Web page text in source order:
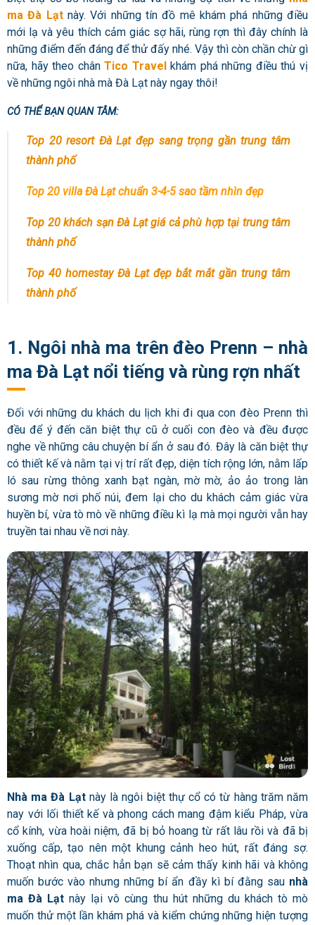
ma Đà Lạt này. Với những tín đồ mê khám phá những điều
mới lạ và yêu thích cảm giác sợ hãi, rùng rợn thì đây chính là
những điểm đến đáng để thử đấy nhé. Vậy thì còn chần chừ gì
nữa, hãy theo chânTico Travel
khám phá những điều thú vị
về những ngôi nhà mà Đà Lạt này ngay thôi!
CÓ THỂ BẠN QUAN TÂM:
Top 20 resort Đà Lạt đẹp sang trọng gần trung tâm
thành phố
Top 20 villa Đà Lạt chuẩn 3-4-5 sao tầm nhìn đẹp
Top 20 khách sạn Đà Lạt giá cả phù hợp tại trung tâm
thành phố
Top 40 homestay Đà Lạt đẹp bắt mắt gần trung tâm
thành phố
1. Ngôi nhà ma trên đèo Prenn – nhà
ma Đà Lạt nổi tiếng và rùng rợn nhất
Đối với những du khách du lịch khi đi qua con đèo Prenn thì
đều để ý đến căn biệt thự cũ ở cuối con đèo và đều được
nghe về những câu chuyện bí ẩn ở sau đó. Đây là căn biệt thự
có thiết kế và nằm tại vị trí rất đẹp, diện tích rộng lớn, nằm lấp
ló sau rừng thông xanh bạt ngàn, mờ mờ, ảo ảo trong làn
sương mờ nơi phố núi, đem lại cho du khách cảm giác vừa
huyền bí, vừa tò mò về những điều kì lạ mà mọi người vẫn hay
truyền tai nhau về nơi này.
Nhà ma Đà Lạtnày là ngôi biệt thự cổ có từ hàng trăm năm
nay với lối thiết kế và phong cách mang đậm kiểu Pháp, vừa
cổ kính, vừa hoài niệm, đã bị bỏ hoang từ rất lâu rồi và đã bị
xuống cấp, tạo nên một khung cảnh heo hút, rất đáng sợ.
Thoạt nhìn qua, chắc hẳn bạn sẽ cảm thấy kinh hãi và không
muốn bước vào nhưng những bí ẩn đầy kì bí đằng sau nhà
ma Đà Lạtnày lại vô cùng thu hút những du khách tò mò
muốn thử một lần khám phá và kiểm chứng những hiện tượng